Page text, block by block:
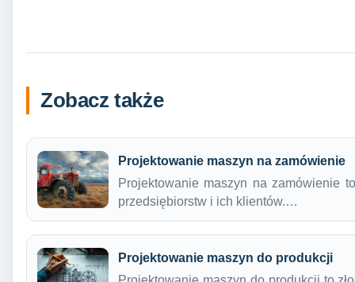
Zobacz także
Projektowanie maszyn na zamówienie
Projektowanie maszyn na zamówienie
przedsiębiorstw i ich klientów.…
Projektowanie maszyn do produkcji